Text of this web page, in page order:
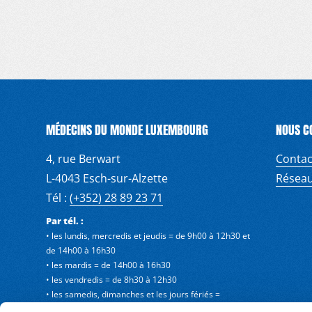
MÉDECINS DU MONDE LUXEMBOURG
4, rue Berwart
L-4043 Esch-sur-Alzette
Tél : (+352) 28 89 23 71
Par tél. :
• les lundis, mercredis et jeudis = de 9h00 à 12h30 et
de 14h00 à 16h30
• les mardis = de 14h00 à 16h30
• les vendredis = de 8h30 à 12h30
• les samedis, dimanches et les jours fériés =
NOUS